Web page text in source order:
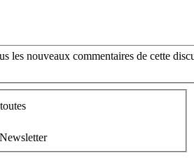
les nouveaux commentaires de cette